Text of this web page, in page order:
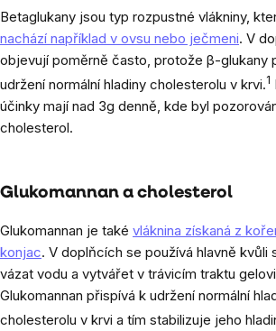
Betaglukany jsou typ rozpustné vlákniny,
nachází například v ovsu nebo ječmeni. V
objevují poměrně často, protože β-glukany
udržení normální hladiny cholesterolu v krvi.1
účinky mají nad 3g denně, kde byl
cholesterol.
Glukomannan a cholesterol
Glukomannan je také vláknina získaná z
konjac. V doplňcích se používá hlavně kvůli
vázat vodu a vytvářet v trávicím traktu
Glukomannan přispívá k udržení normální
cholesterolu v krvi a tím stabilizuje jeho